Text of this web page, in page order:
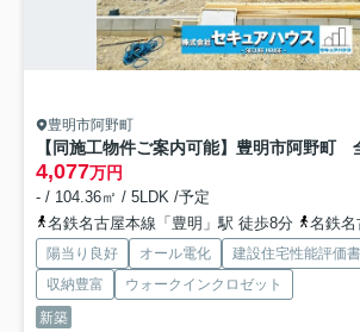
豊明市阿野町
【同施工物件ご案内可能】豊明市阿野町
4,077万円
- / 104.36㎡ / 5LDK /予定
名鉄名古屋本線「豊明」駅 徒歩8分
名鉄名古
陽当り良好 オール電化 建設住宅性能評価
収納豊富
ウォークインクロゼット
新築